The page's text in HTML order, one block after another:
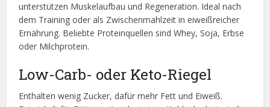
unterstützen Muskelaufbau und Regeneration. Ideal nach
dem Training oder als Zwischenmahlzeit in eiweißreicher
Ernährung. Beliebte Proteinquellen sind Whey, Soja, Erbse
oder Milchprotein.
Low-Carb- oder Keto-Riegel
Enthalten wenig Zucker, dafür mehr Fett und Eiweiß.